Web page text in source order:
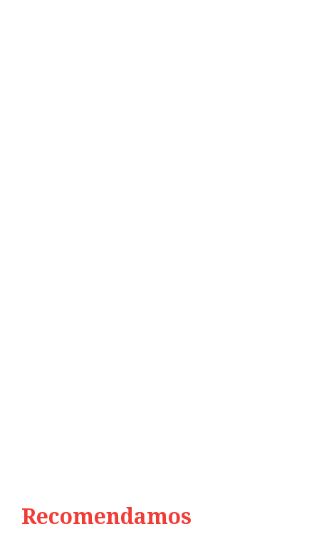
Recomendamos